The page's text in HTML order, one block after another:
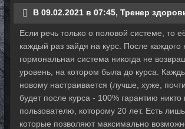
В 09.02.2021 в 07:45, Тренер
Если речь только о половой системе, то
каждый раз зайдя на курс. После каждого
гормональная система никогда не
уровень, на котором была до курса.
новому настраивается (лучше, хуже,
будет после курса - 100% гарантию никто
пользователю, которому 20 лет. Есть
которые позволяют максимально